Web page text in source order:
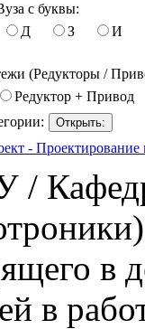
с буквы:
Д З
И
(Редукторы /
Редуктор + Привод
-
/
в
в